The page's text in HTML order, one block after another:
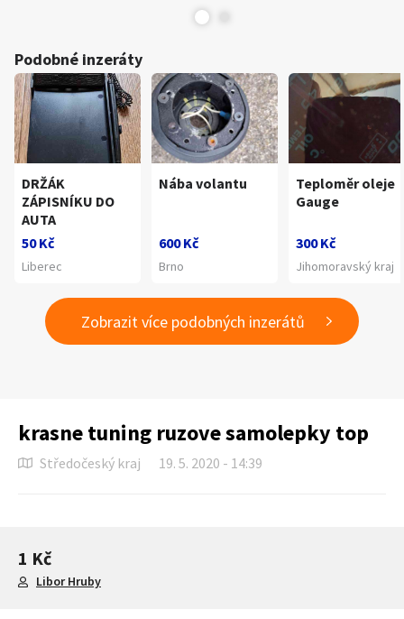
Podobné inzeráty
DRŽÁK
ZÁPISNÍKU DO
AUTA
50 Kč
Liberec
Nába volantu
600 Kč
Brno
Teploměr oleje
Gauge
300 Kč
Jihomoravský kraj
Zobrazit více podobných inzerátů
krasne tuning ruzove samolepky top
Středočeský kraj 19. 5. 2020 - 14:39
1 Kč
Libor Hruby